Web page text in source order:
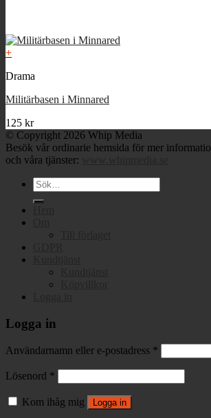
+
Drama
Militärbasen i Minnared
125 kr
© Copyright 2026 Whip Media
Besök vår ordinarie hemsida för mer
och våra tjänster:
Sök
efter:
Logga in
Användarnamn eller e-postadress *
Lösenord *
Kom ihåg mig Logga in